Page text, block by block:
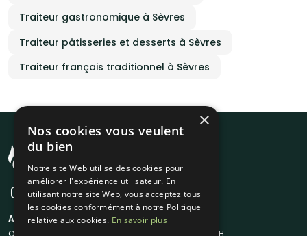
Traiteur gastronomique à Sèvres
Traiteur pâtisseries et desserts à Sèvres
Traiteur français traditionnel à Sèvres
A propos
Qui sommes-nous ?
Liens utiles
Traiteur en 48H
×
Nos cookies vous veulent
du bien
Notre site Web utilise des cookies pour
améliorer l'expérience utilisateur. En
utilisant notre site Web, vous acceptez tous
les cookies conformément à notre Politique
relative aux cookies. En savoir plus